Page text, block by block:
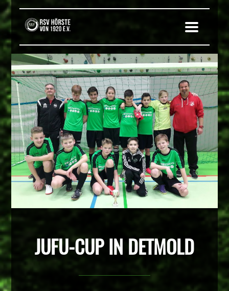
JUFU-CUP IN DETMOLD